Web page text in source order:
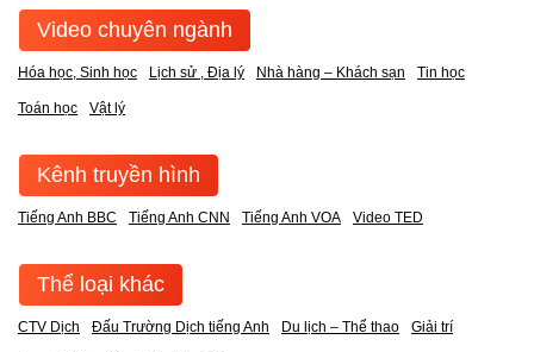
Video chuyên ngành
Hóa học, Sinh học Lịch sử , Địa lý Nhà hàng – Khách sạn Tin học
Toán học Vật lý
Kênh truyền hình
Tiếng Anh BBC Tiếng Anh CNN Tiếng Anh VOA Video TED
Thể loại khác
CTV Dịch Đấu Trường Dịch tiếng Anh Du lịch – Thể thao Giải trí